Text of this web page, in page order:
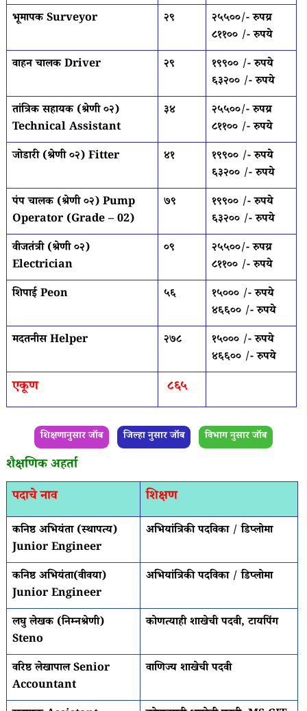
भूमापक Surveyor
२९
२५५००/- रुपय्र
८११०० /- रुपये
वाहन चालक Driver
२९
१९९०० /- रुपये
६३२०० /- रुपये
तांत्रिक सहायक (श्रेणी ०२)
Technical Assistant
३४
२५५००/- रुपय्र
८११०० /- रुपये
जोडारी (श्रेणी ०२) Fitter
४१
१९९०० /- रुपये
६३२०० /- रुपये
पंप चालक (श्रेणी ०२) Pump
Operator (Grade – 02)
७९
१९९०० /- रुपये
६३२०० /- रुपये
वीजतंत्री (श्रेणी ०२)
Electrician
०९
२५५००/- रुपय्र
८११०० /- रुपये
शिपाई Peon
५६
१५००० /- रुपये
४६६०० /- रुपये
मदतनीस Helper
२७८
१५००० /- रुपये
४६६०० /- रुपये
एकूण ८६५
शिक्षणानुसार जॉब जिल्हा नुसार जॉब विभाग नुसार जॉब
शैक्षणिक अहर्ता
पदाचे नाव
शिक्षण
कनिष्ठ अभियंता (स्थापत्य)
Junior Engineer
अभियांत्रिकी पदविका / डिप्लोमा
कनिष्ठ अभियंता(वीवया)
Junior Engineer
अभियांत्रिकी पदविका / डिप्लोमा
लघु लेखक (निम्नश्रेणी)
Steno
कोणत्याही शाखेची पदवी, टायपिंग
वरिष्ठ लेखापाल Senior
Accountant
वाणिज्य शाखेची पदवी